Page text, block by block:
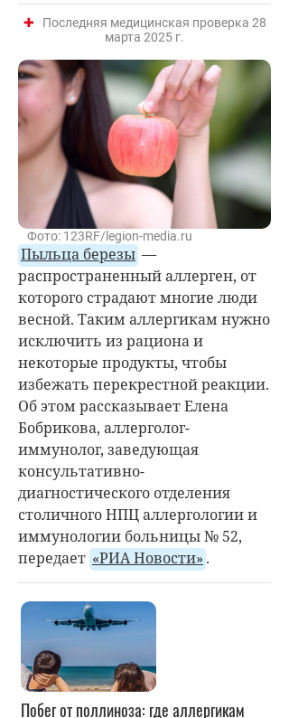
Последняя медицинская проверка 28
марта 2025 г.
Фото: 123RF/legion-media.ru
Пыльца березы —
распространенный аллерген, от
которого страдают многие люди
весной. Таким аллергикам нужно
исключить из рациона и
некоторые продукты, чтобы
избежать перекрестной реакции.
Об этом рассказывает Елена
Бобрикова, аллерголог-
иммунолог, заведующая
консультативно-
диагностического отделения
столичного НПЦ аллергологии и
иммунологии больницы № 52,
передает «РИА Новости» .
Побег от поллиноза: где аллергикам